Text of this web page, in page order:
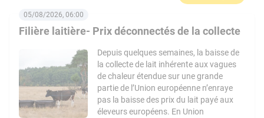
Filière laitière- Prix déconnectés de la collecte
05/08/2026, 06:00
Depuis quelques semaines, la baisse de
la collecte de lait inhérente aux vagues
de chaleur étendue sur une grande
partie de l’Union européenne n’enraye
pas la baisse des prix du lait payé aux
éleveurs européens. En Union